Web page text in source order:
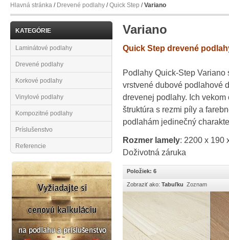
Hlavná stránka / Drevené podlahy /Quick Step /Variano
KATEGÓRIE
Laminátové podlahy
Drevené podlahy
Korkové podlahy
Vinylové podlahy
Kompozitné podlahy
Príslušenstvo
Referencie
Variano
Quick Step drevené
Podlahy Quick-Step
vrstvené dubové podlahové
drevenej podlahy. Ich
štruktúra s rezmi píly a
podlahám jedinečný
Rozmer lamely: 2200 x 190
Doživotná záruka
Položiek: 6
Zobraziť ako: Tabuľku Zoznam